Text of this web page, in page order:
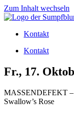
Zum Inhalt wechseln
Kontakt
Kontakt
Fr., 17.
MASSENDEFEKT –
Swallow’s Rose